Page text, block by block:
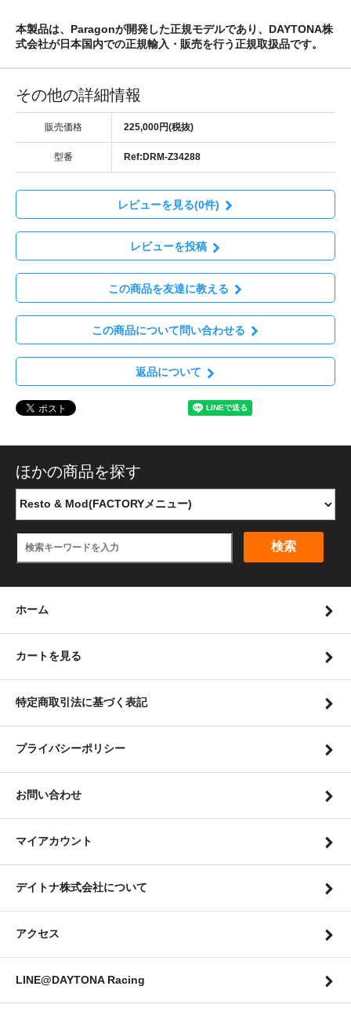
本製品は、Paragonが開発した正規モデルであり、DAYTONA株
式会社が日本国内での正規輸入・販売を行う正規取扱品です。
その他の詳細情報
販売価格 225,000円(税抜)
型番 Ref:DRM-Z34288
レビューを見る(0件)
レビューを投稿
この商品を友達に教える
この商品について問い合わせる
返品について
ほかの商品を探す
検索
ホーム
カートを見る
特定商取引法に基づく表記
プライバシーポリシー
お問い合わせ
マイアカウント
デイトナ株式会社について
アクセス
LINE@DAYTONA Racing